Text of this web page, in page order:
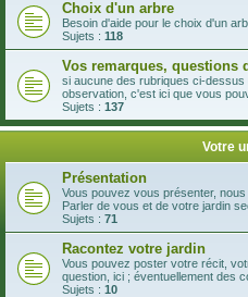
Choix d'un arbre
Besoin d'aide pour le choix d'un
Sujets : 118
Vos remarques, questions
si aucune des rubriques ci-
observation, c'est ici que vous
Sujets : 137
Votre
Présentation
Vous pouvez vous présenter,
Parler de vous et de votre jardin
Sujets : 71
Racontez votre jardin
Vous pouvez poster votre récit,
question, ici ; éventuellement des
Sujets : 10